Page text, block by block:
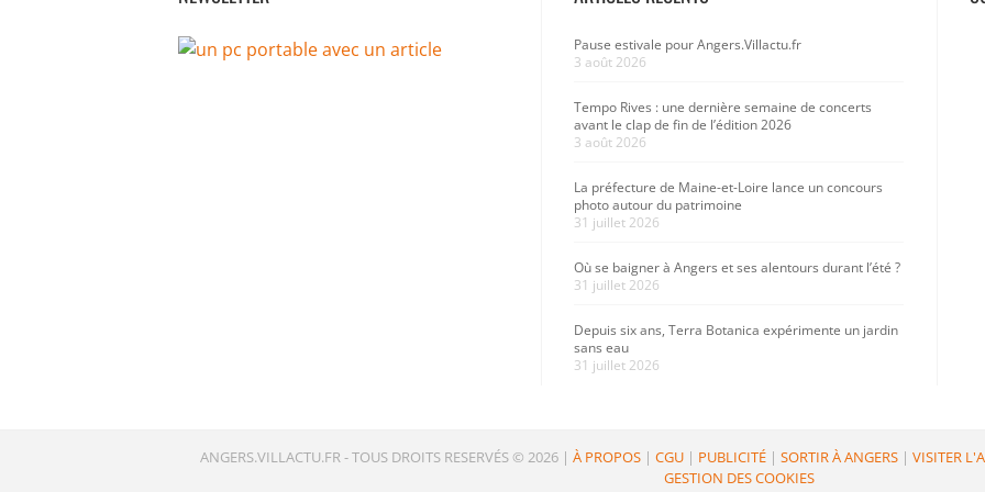
Pause estivale pour Angers.Villactu.fr
3 août 2026
Tempo Rives : une dernière semaine de concerts
avant le clap de fin de l’édition 2026
3 août 2026
La préfecture de Maine-et-Loire lance un concours
photo autour du patrimoine
31 juillet 2026
Où se baigner à Angers et ses alentours durant l’été ?
31 juillet 2026
Depuis six ans, Terra Botanica expérimente un jardin
sans eau
31 juillet 2026
ANGERS.VILLACTU.FR -TOUS DROITS RESERVÉS © 2026| À PROPOS| CGU| PUBLICITÉ| SORTIR À ANGERS| VISITER
GESTION DES COOKIES